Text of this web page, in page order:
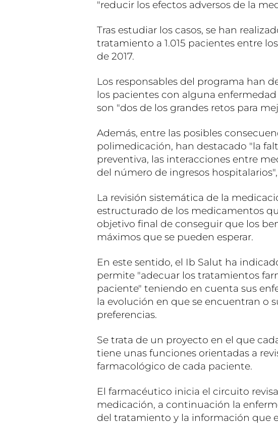
"reducir los efectos adversos de la
Tras estudiar los casos, se han
tratamiento a 1.015 pacientes entre
de 2017.
Los responsables del programa han
los pacientes con alguna
son "dos de los grandes retos para
Además, entre las posibles
polimedicación, han destacado "la
preventiva, las interacciones entre
del número de ingresos
La revisión sistemática de la
estructurado de los medicamentos
objetivo final de conseguir que los
máximos que se pueden esperar.
En este sentido, el Ib Salut ha
permite "adecuar los tratamientos
paciente" teniendo en cuenta sus
la evolución en que se encuentran o
preferencias.
Se trata de un proyecto en el que
tiene unas funciones orientadas a
farmacológico de cada paciente.
El farmacéutico inicia el circuito
medicación, a continuación la
del tratamiento y la información que